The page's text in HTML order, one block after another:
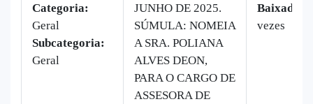
Categoria:
Geral
Subcategoria:
Geral
JUNHO DE 2025.
SÚMULA: NOMEIA
A SRA. POLIANA
ALVES DEON,
PARA O CARGO DE
ASSESORA DE
Baixado:
vezes